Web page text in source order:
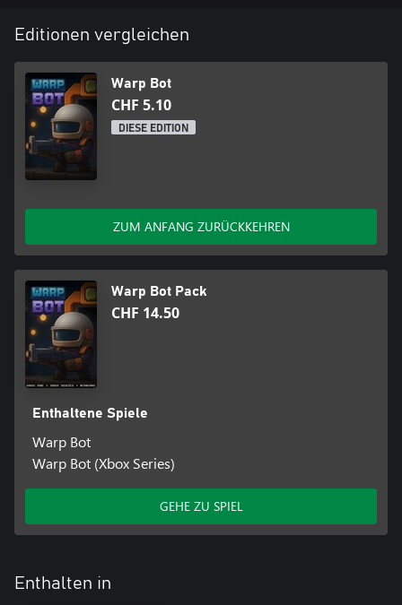
Editionen vergleichen
Warp Bot
CHF 5.10
DIESE EDITION
ZUM ANFANG ZURÜCKKEHREN
Warp Bot Pack
CHF 14.50
Enthaltene Spiele
Warp Bot
Warp Bot (Xbox Series)
GEHE ZU SPIEL
Enthalten in